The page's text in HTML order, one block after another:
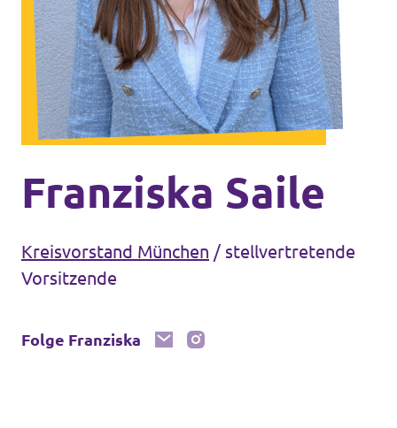
Volt Deutschland Merchandise Shop
Unsere Events
Mache bei uns mit!
Deine Spende für Volt!
Mitmachen
Franziska Saile
Kreisvorstand München / stellvertretende
Vorsitzende
Folge Franziska